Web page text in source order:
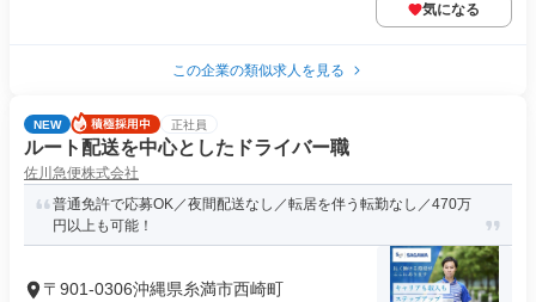
気になる
この企業の類似求人を見る
NEW 正社員
ルート配送を中心としたドライバー職
佐川急便株式会社
普通免許で応募OK／夜間配送なし／転居を伴う転勤なし／470万
円以上も可能！
〒901-0306沖縄県糸満市西崎町